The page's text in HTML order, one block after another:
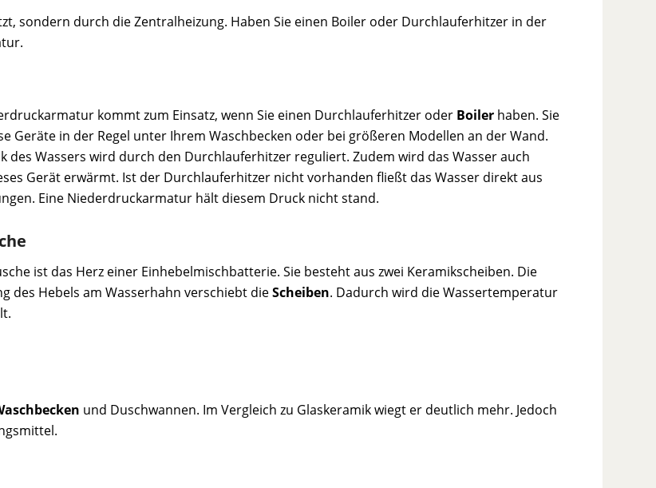
sondern durch die Zentralheizung. Haben Sie einen Boiler oder Durchlauferhitzer in der
kommt zum Einsatz, wenn Sie einen Durchlauferhitzer oder Boiler haben. Sie
Geräte in der Regel unter Ihrem Waschbecken oder bei größeren Modellen an der Wand.
des Wassers wird durch den Durchlauferhitzer reguliert. Zudem wird das Wasser auch
Gerät erwärmt. Ist der Durchlauferhitzer nicht vorhanden fließt das Wasser direkt aus
Eine Niederdruckarmatur hält diesem Druck nicht stand.
ist das Herz einer Einhebelmischbatterie. Sie besteht aus zwei Keramikscheiben. Die
des Hebels am Wasserhahn verschiebt dieScheiben. Dadurch wird die Wassertemperatur
und Duschwannen. Im Vergleich zu Glaskeramik wiegt er deutlich mehr. Jedoch